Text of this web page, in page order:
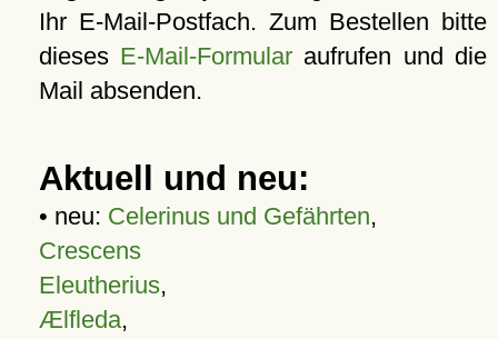
Ihr E-Mail-Postfach. Zum Bestellen bitte
dieses E-Mail-Formular aufrufen und die
Mail absenden.
Aktuell und neu:
• neu: Celerinus und Gefährten,
Crescens
Eleutherius,
Ælfleda,